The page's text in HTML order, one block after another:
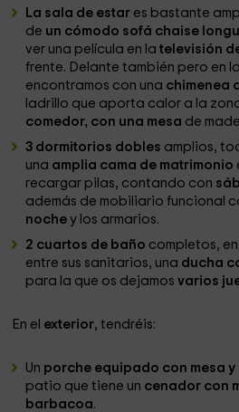
La sala de estar es bastante
de un cómodo sofá chaise
ver una película en latelevisión
frente. Delante también pero en
encontramos con una chimenea
ladrillo que aporta calor a la
comedor, con una mesa de
3 dormitorios dobles amplios,
una amplia cama de matrimonio
recargar pilas, contando con
además de mobiliario funcional
nochey los armarios.
2 cuartos de baño completos,
entre sus sanitarios, una ducha
para la que os dejamos varios
En el exterior, tendréis:
Un porche equipado con mesa y
patio que tiene un cenador con
barbacoa.